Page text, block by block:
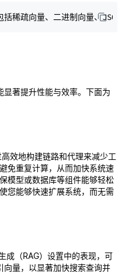
显著提升性能与效率。下面为
效地构建链路和代理来减少工
免重复计算，从而加快系统速
模型或数据库等组件能够轻松
您能够快速扩展系统，而无需
成（RAG）设置中的表现，可
向量，以显著加快搜索查询并